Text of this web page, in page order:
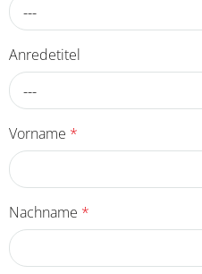
---
Anredetitel
---
Vorname *
Nachname *